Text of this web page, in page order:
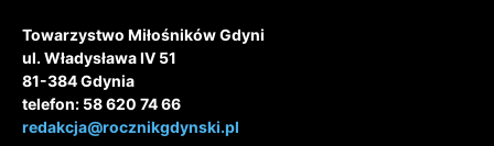
Towarzystwo Miłośników Gdyni
ul. Władysława IV 51
81-384 Gdynia
telefon: 58 620 74 66
redakcja@rocznikgdynski.pl